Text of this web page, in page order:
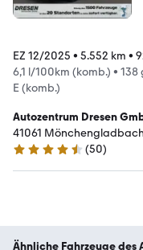
EZ 12/2025 • 5.552 km •
6,1 l/100km (komb.) • 138
E (komb.)
Autozentrum Dresen
41061 Mönchengladbach
4.3 Sterne
(50)
Ähnliche Fahrzeuge des